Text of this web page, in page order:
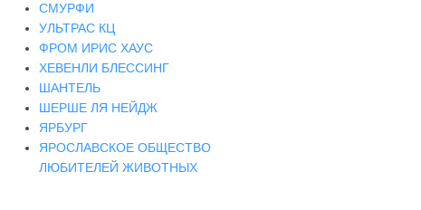
СМУРФИ
УЛЬТРАС КЦ
ФРОМ ИРИС ХАУС
ХЕВЕНЛИ БЛЕССИНГ
ШАНТЕЛЬ
ШЕРШЕ ЛЯ НЕЙДЖ
ЯРБУРГ
ЯРОСЛАВСКОЕ ОБЩЕСТВО
ЛЮБИТЕЛЕЙ ЖИВОТНЫХ